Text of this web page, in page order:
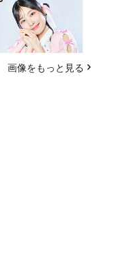
画像をもっと見る